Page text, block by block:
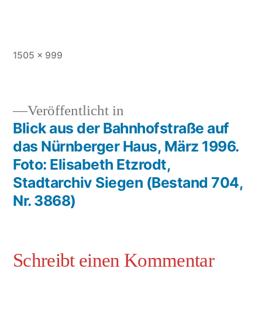
1505 × 999
Veröffentlicht in
Blick aus der Bahnhofstraße auf
das Nürnberger Haus, März 1996.
Foto: Elisabeth Etzrodt,
Stadtarchiv Siegen (Bestand 704,
Nr. 3868)